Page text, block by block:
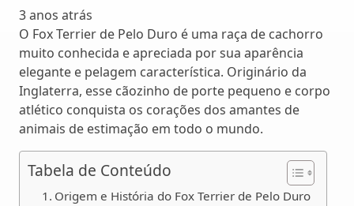
3 anos atrás
O Fox Terrier de Pelo Duro é uma raça de cachorro
muito conhecida e apreciada por sua aparência
elegante e pelagem característica. Originário da
Inglaterra, esse cãozinho de porte pequeno e corpo
atlético conquista os corações dos amantes de
animais de estimação em todo o mundo.
Tabela de Conteúdo
Origem e História do Fox Terrier de Pelo Duro